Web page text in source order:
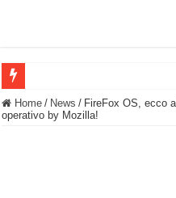
BASTA FATICARE! Questo robot
Home / News / FireFox OS, ecco
operativo by Mozilla!